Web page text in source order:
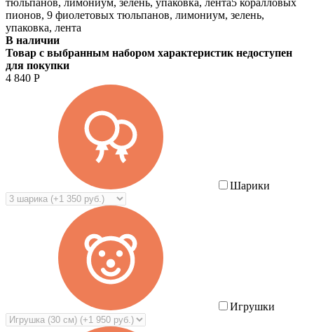
тюльпанов, лимониум, зелень, упаковка, лента5 коралловых
пионов, 9 фиолетовых тюльпанов, лимониум, зелень,
упаковка, лента
В наличии
Товар с выбранным набором характеристик недоступен
для покупки
4 840 Р
Шарики
Игрушки